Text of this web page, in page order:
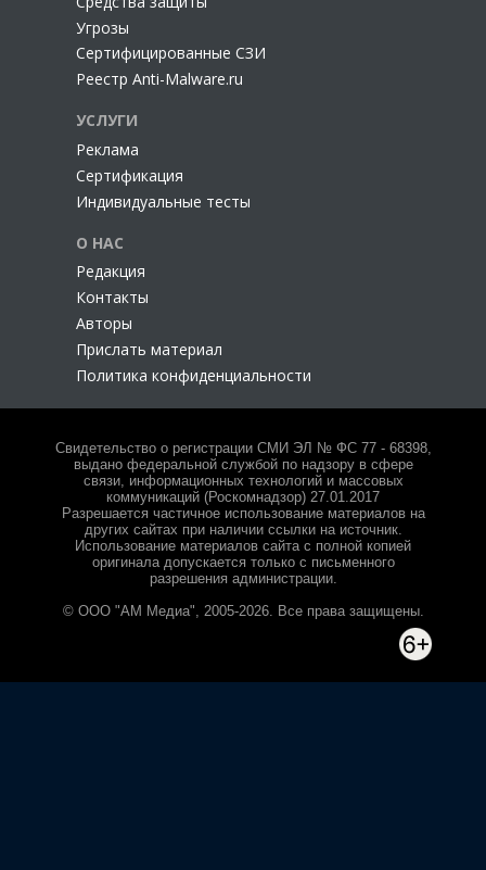
Угрозы
Сертифицированные СЗИ
Реестр Anti-Malware.ru
УСЛУГИ
Реклама
Сертификация
Индивидуальные тесты
О НАС
Редакция
Контакты
Авторы
Прислать материал
Политика конфиденциальности
Свидетельство о регистрации СМИ ЭЛ № ФС 77 - 68398,
выдано федеральной службой по надзору в сфере
связи, информационных технологий и массовых
коммуникаций (Роскомнадзор) 27.01.2017
Разрешается частичное использование материалов на
других сайтах при наличии ссылки на источник.
Использование материалов сайта с полной копией
оригинала допускается только с письменного
разрешения администрации.
© ООО "АМ Медиа", 2005-2026. Все права защищены.